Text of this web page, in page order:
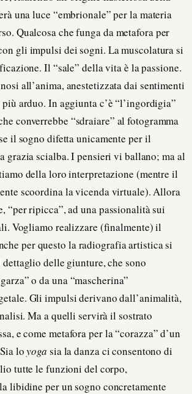
una luce “embrionale” per la materia
Qualcosa che funga da metafora per
gli impulsi dei sogni. La muscolatura si
Il “sale” della vita è la passione.
all’anima, anestetizzata dai sentimenti
arduo. In aggiunta c’è “l’ingordigia”
converrebbe “sdraiare” al fotogramma
il sogno difetta unicamente per il
grazia scialba. I pensieri vi ballano; ma al
della loro interpretazione (mentre il
scoordina la vicenda virtuale). Allora
“per ripicca”, ad una passionalità sui
Vogliamo realizzare (finalmente) il
per questo la radiografia artistica si
delle giunture, che sono
o da una “mascherina”
Gli impulsi derivano dall’animalità,
Ma a quelli servirà il sostrato
e come metafora per la “corazza” d’un
loyoga sia la danza ci consentono di
tutte le funzioni del corpo,
libidine per un sogno concretamente